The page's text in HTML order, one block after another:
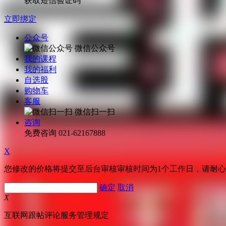
立即绑定
公众号
微信公众号
我的课程
我的福利
自选股
购物车
客服
微信扫一扫
咨询
免费咨询 021-62167888
X
您修改的价格将提交至后台审核审核时间为1个工作日，请耐
确定 取消
X
互联网跟帖评论服务管理规定